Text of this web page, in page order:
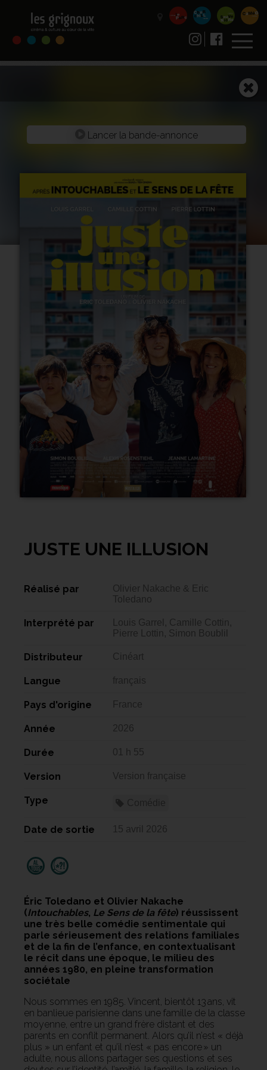
Lancer la bande-annonce
JUSTE UNE ILLUSION
Réalisé par
Olivier Nakache & Eric
Toledano
Interprété par
Louis Garrel, Camille Cottin,
Pierre Lottin, Simon Boublil
Distributeur Cinéart
Langue français
Pays d'origine France
Année 2026
Durée 01 h 55
Version Version française
Type
Date de sortie 15 avril 2026
Éric Toledano et Olivier Nakache
(Intouchables, Le Sens de la fête) réussissent
une très belle comédie sentimentale qui
parle sérieusement des relations familiales
et de la fin de l’enfance, en contextualisant
le récit dans une époque, le milieu des
années 1980, en pleine transformation
sociétale
Nous sommes en 1985. Vincent, bientôt 13 ans, vit
en banlieue parisienne dans une famille de la classe
moyenne, entre un grand frère distant et des
parents en conflit permanent. Alors qu’il n’est « déjà
plus » un enfant et qu’il n’est « pas encore » un
adulte, nous allons partager ses questions et ses